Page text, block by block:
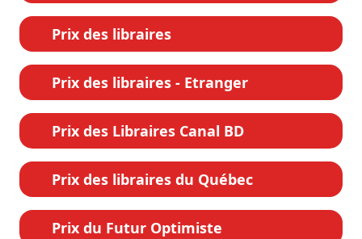
Prix des libraires
Prix des libraires - Etranger
Prix des Libraires Canal BD
Prix des libraires du Québec
Prix du Futur Optimiste